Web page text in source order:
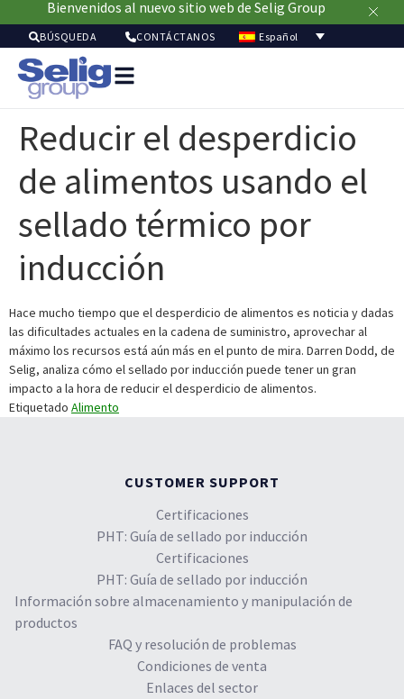
Bienvenidos al nuevo sitio web de Selig Group
BÚSQUEDA CONTÁCTANOS Español
Reducir el desperdicio
de alimentos usando el
sellado térmico por
inducción
Hace mucho tiempo que el desperdicio de alimentos es noticia y dadas
las dificultades actuales en la cadena de suministro, aprovechar al
máximo los recursos está aún más en el punto de mira. Darren Dodd, de
Selig, analiza cómo el sellado por inducción puede tener un gran
impacto a la hora de reducir el desperdicio de alimentos.
Etiquetado Alimento
CUSTOMER SUPPORT
Certificaciones
PHT: Guía de sellado por inducción
Certificaciones
PHT: Guía de sellado por inducción
Información sobre almacenamiento y manipulación de
productos
FAQ y resolución de problemas
Condiciones de venta
Enlaces del sector